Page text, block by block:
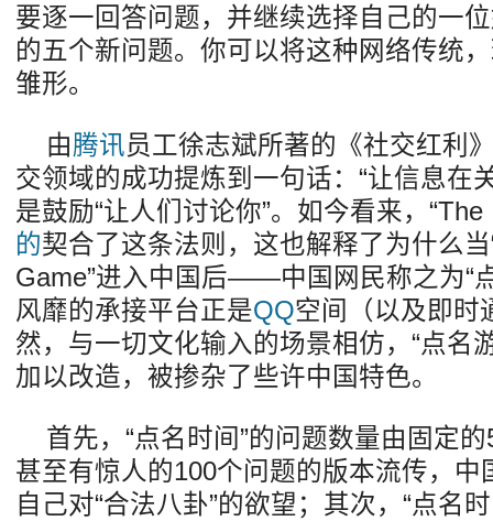
要逐一回答问题，并继续选择自己的一
的五个新问题。你可以将这种网络传统
雏形。
由腾讯员工徐志斌所著的《社交红利
交领域的成功提炼到一句话：“让信息在
是鼓励“让人们讨论你”。如今看来，
的契合了这条法则，这也解释了为什么
Game”进入中国后——中国网民称之为
风靡的承接平台正是QQ空间（以及即时
然，与一切文化输入的场景相仿，“点名
加以改造，被掺杂了些许中国特色。
首先，“点名时间”的问题数量由固定
甚至有惊人的100个问题的版本流传，中
自己对“合法八卦”的欲望；其次，“点名